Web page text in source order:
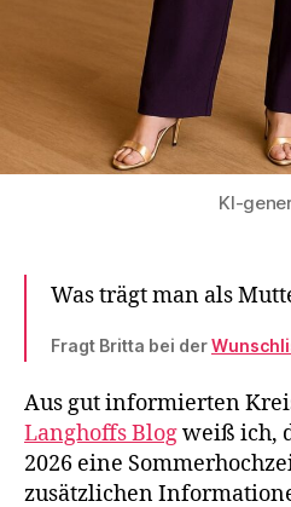
KI-
Was trägt man als
Fragt Britta bei der
Aus gut informierten
Langhoffs Blogweiß ich,
2026 eine
zusätzlichen